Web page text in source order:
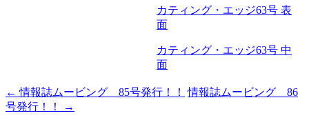
カティング・エッジ63号 表
面
カティング・エッジ63号 中
面
投
← 情報誌ムービング 85号発行！！
情報誌ムービング 86
号発行！！
→